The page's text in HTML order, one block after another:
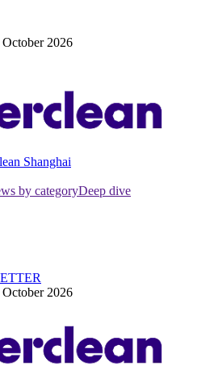
2026
Shanghai
by categoryDeep dive
2026